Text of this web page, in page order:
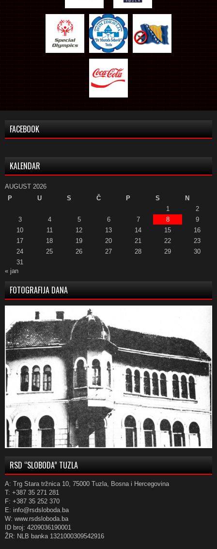
FACEBOOK
KALENDAR
AUGUST 2026
P
U S Č P S
N
1
2
3
4 5 6 7 8
9
10
11 12 13 14 15
16
17
18 19 20 21 22
23
24
25 26 27 28 29
30
31
« jan
FOTOGRAFIJA DANA
RSD “SLOBODA” TUZLA
A: Trg Stara tržnica 10, 75000 Tuzla, Bosna i Hercegovina
T: +387 35 271 281
F: +387 35 252 370
E: info@rsdsloboda.ba
W: www.rsdsloboda.ba
ID broj: 4209036190001
ŽR: NLB banka 1321000309542916